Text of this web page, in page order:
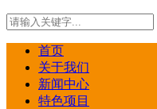
首页
关于我们
新闻中心
特色项目